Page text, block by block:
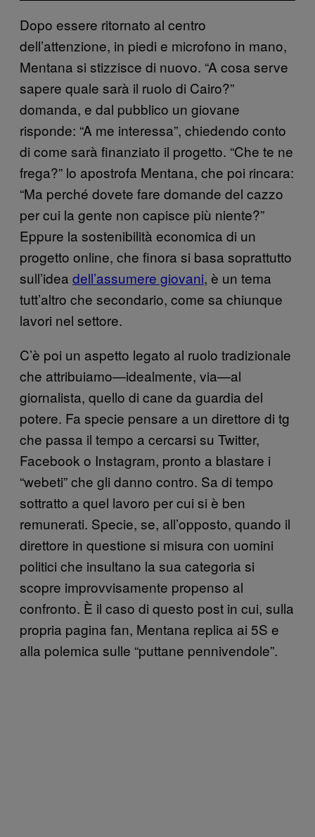
Dopo essere ritornato al centro
dell’attenzione, in piedi e microfono in mano,
Mentana si stizzisce di nuovo. “A cosa serve
sapere quale sarà il ruolo di Cairo?”
domanda, e dal pubblico un giovane
risponde: “A me interessa”, chiedendo conto
di come sarà finanziato il progetto. “Che te ne
frega?” lo apostrofa Mentana, che poi rincara:
“Ma perché dovete fare domande del cazzo
per cui la gente non capisce più niente?”
Eppure la sostenibilità economica di un
progetto online, che finora si basa soprattutto
sull’idea dell’assumere giovani, è un tema
tutt’altro che secondario, come sa chiunque
lavori nel settore.
C’è poi un aspetto legato al ruolo tradizionale
che attribuiamo—idealmente, via—al
giornalista, quello di cane da guardia del
potere. Fa specie pensare a un direttore di tg
che passa il tempo a cercarsi su Twitter,
Facebook o Instagram, pronto a blastare i
“webeti” che gli danno contro. Sa di tempo
sottratto a quel lavoro per cui si è ben
remunerati. Specie, se, all’opposto, quando il
direttore in questione si misura con uomini
politici che insultano la sua categoria si
scopre improvvisamente propenso al
confronto. È il caso di questo post in cui, sulla
propria pagina fan, Mentana replica ai 5S e
alla polemica sulle “puttane pennivendole”.